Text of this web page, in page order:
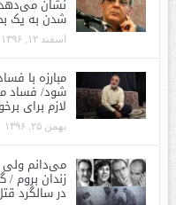
نشان
شدن به یک
اسفند ۱۲, ۱۳۹۶
مبارزه با
شود/ فساد
لازم برای
بهمن ۲۵, ۱۳۹۶
می‌دانم ولی
زندان بروم
در سالگرد